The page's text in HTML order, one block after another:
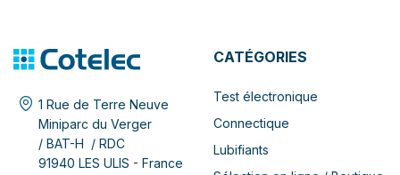
1 Rue de Terre Neuve
Miniparc du Verger
/ BAT-H / RDC
91940 LES ULIS - France
CATÉGORIES
Test électronique
Connectique
Lubifiants